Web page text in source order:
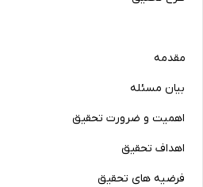
مقدمه
بیان مسئله
اهمیت و ضرورت تحقیق
اهداف تحقیق
فرضیه های تحقیق